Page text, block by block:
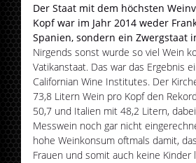
Der Staat mit dem höchsten
Kopf war im Jahr 2014 weder
Spanien, sondern ein Zwergstaat
Nirgends sonst wurde so viel Wein
Vatikanstaat. Das war das Ergebnis
Californian Wine Institutes. Der
73,8 Litern Wein pro Kopf den
50,7 und Italien mit 48,2 Litern,
Messwein noch gar nicht
hohe Weinkonsum oftmals damit,
Frauen und somit auch keine Kinder